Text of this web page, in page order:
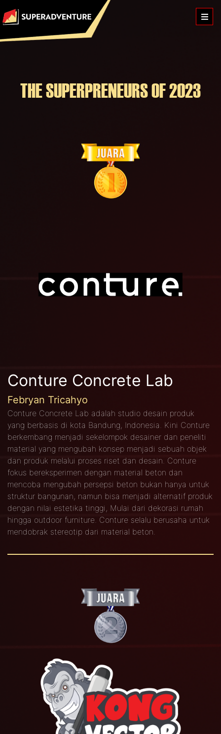
THE SUPERPRENEURS OF 2023
Conture Concrete Lab
Febryan Tricahyo
Conture Concrete Lab adalah studio desain produk
yang berbasis di kota Bandung, Indonesia. Kini Conture
berkembang menjadi sekelompok desainer dan peneliti
material yang mengubah konsep menjadi sebuah objek
dan produk melalui proses riset dan desain. Conture
fokus bereksperimen dengan material beton dan
mencoba mengubah persepsi beton bukan hanya untuk
struktur bangunan, namun bisa menjadi alternatif produk
dengan nilai estetika tinggi, Mulai dari dekorasi rumah
hingga outdoor furniture. Conture selalu berusaha untuk
mendobrak stereotip dari material beton.